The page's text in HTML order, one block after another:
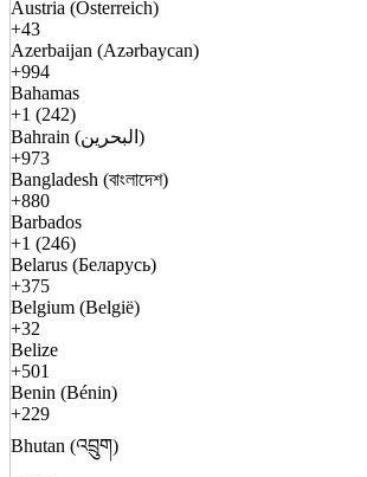
Austria (Österreich)
+43
Azerbaijan (Azərbaycan)
+994
Bahamas
+1 (242)
Bahrain (البحرين)
+973
Bangladesh (বাংলাদেশ)
+880
Barbados
+1 (246)
Belarus (Беларусь)
+375
Belgium (België)
+32
Belize
+501
Benin (Bénin)
+229
Bhutan (འབྲུག)